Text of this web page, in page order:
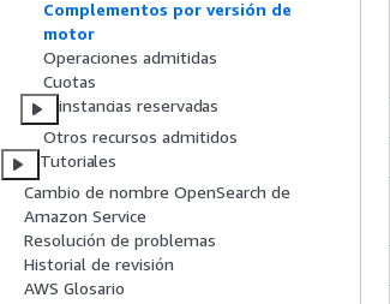
Complementos por versión de
motor
Operaciones admitidas
Cuotas
instancias reservadas
Otros recursos admitidos
Tutoriales
Cambio de nombre OpenSearch de
Amazon Service
Resolución de problemas
Historial de revisión
AWS Glosario